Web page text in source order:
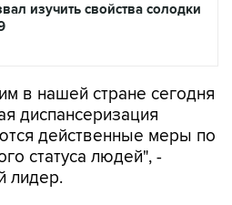
изучить свойства солодки
в нашей стране сегодня
диспансеризация
действенные меры по
статуса людей", -
лидер.